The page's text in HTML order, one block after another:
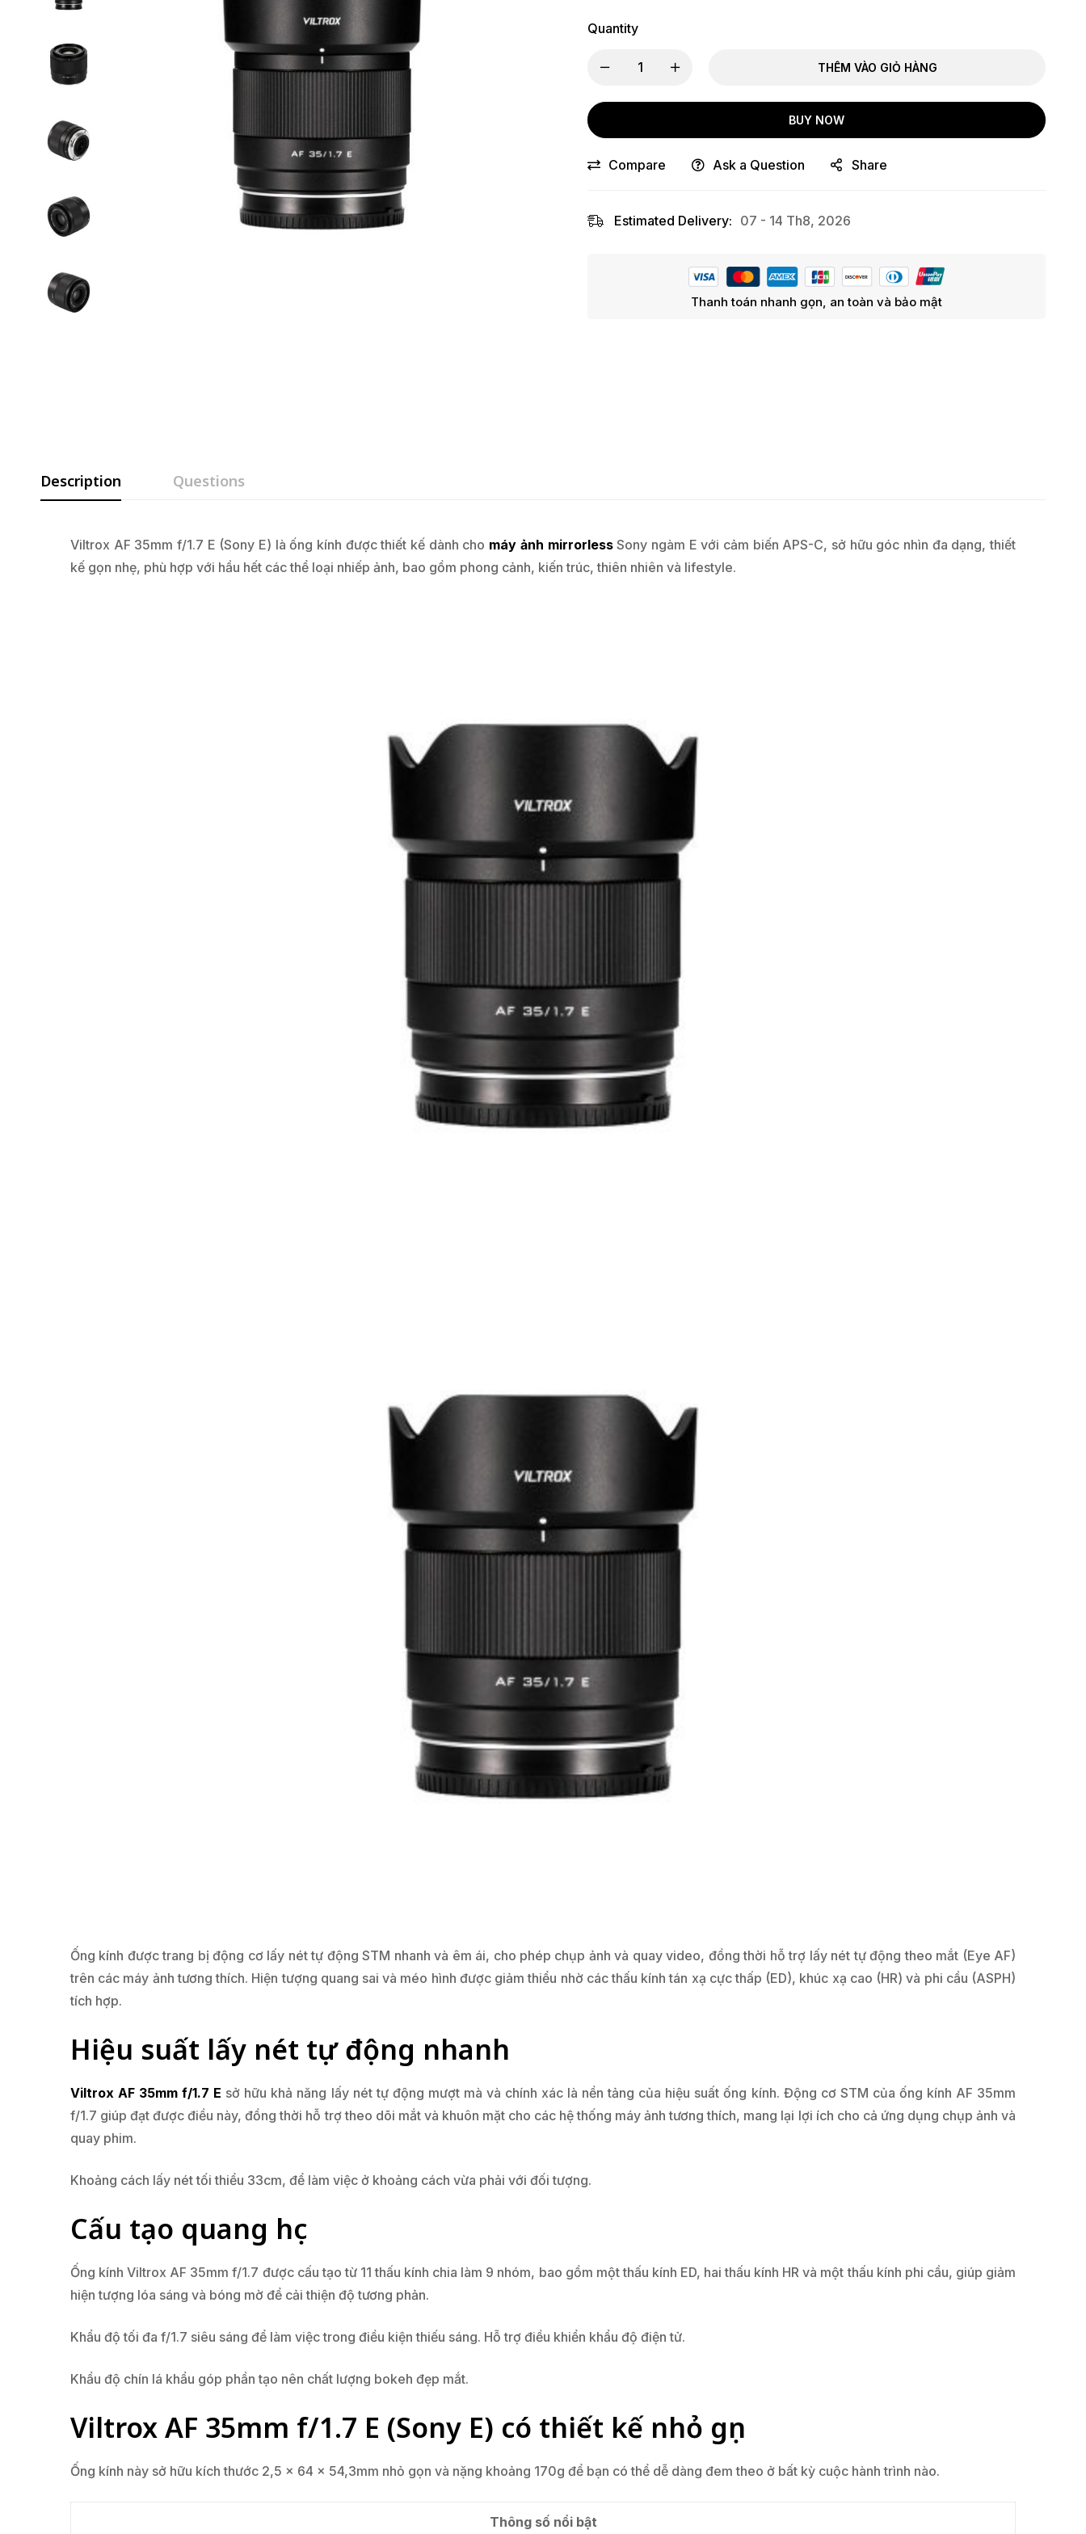
Quantity
THÊM VÀO GIỎ HÀNG
BUY NOW
Compare Ask a Question Share
Estimated Delivery: 07 - 14 Th8, 2026
Thanh toán nhanh gọn, an toàn và bảo mật
Description Questions
Viltrox AF 35mm f/1.7 E (Sony E) là ống kính được thiết kế dành cho máy ảnh mirrorlessSony ngàm E với cảm biến APS-C, sở hữu góc nhìn đa dạng, thiết
kế gọn nhẹ, phù hợp với hầu hết các thể loại nhiếp ảnh, bao gồm phong cảnh, kiến trúc, thiên nhiên và lifestyle.
Ống kính được trang bị động cơ lấy nét tự động STM nhanh và êm ái, cho phép chụp ảnh và quay video, đồng thời hỗ trợ lấy nét tự động theo mắt (Eye AF)
trên các máy ảnh tương thích. Hiện tượng quang sai và méo hình được giảm thiểu nhờ các thấu kính tán xạ cực thấp (ED), khúc xạ cao (HR) và phi cầu (ASPH)
tích hợp.
Hiệu suất lấy nét tự động nhanh
Viltrox AF 35mm f/1.7 E sở hữu khả năng lấy nét tự động mượt mà và chính xác là nền tảng của hiệu suất ống kính. Động cơ STM của ống kính AF 35mm
f/1.7 giúp đạt được điều này, đồng thời hỗ trợ theo dõi mắt và khuôn mặt cho các hệ thống máy ảnh tương thích, mang lại lợi ích cho cả ứng dụng chụp ảnh và
quay phim.
Khoảng cách lấy nét tối thiểu 33cm, để làm việc ở khoảng cách vừa phải với đối tượng.
Cấu tạo quang học
Ống kính Viltrox AF 35mm f/1.7 được cấu tạo từ 11 thấu kính chia làm 9 nhóm, bao gồm một thấu kính ED, hai thấu kính HR và một thấu kính phi cầu, giúp giảm
hiện tượng lóa sáng và bóng mờ để cải thiện độ tương phản.
Khẩu độ tối đa f/1.7 siêu sáng để làm việc trong điều kiện thiếu sáng. Hỗ trợ điều khiển khẩu độ điện tử.
Khẩu độ chín lá khẩu góp phần tạo nên chất lượng bokeh đẹp mắt.
Viltrox AF 35mm f/1.7 E (Sony E) có thiết kế nhỏ gọn
Ống kính này sở hữu kích thước 2,5 x 64 x 54,3mm nhỏ gọn và nặng khoảng 170g để bạn có thể dễ dàng đem theo ở bất kỳ cuộc hành trình nào.
Thông số nổi bật